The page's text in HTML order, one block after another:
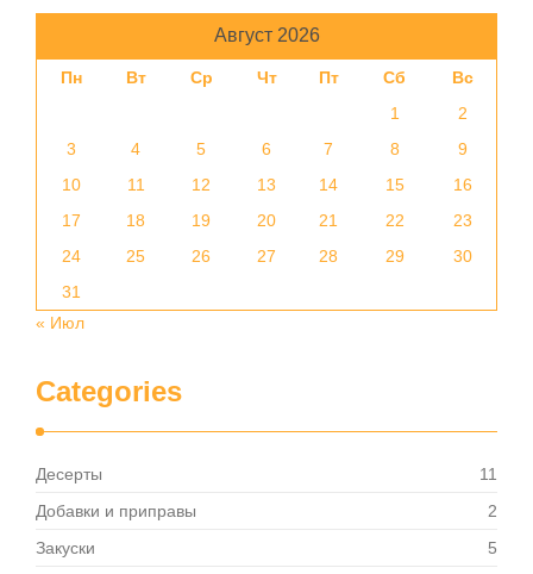
Август 2026
Пн Вт Ср Чт Пт Сб
Вс
1
2
3
4 5 6 7 8
9
10
11 12 13 14 15
16
17
18 19 20 21 22
23
24
25 26 27 28 29
30
31
« Июл
Categories
Десерты
11
Добавки и приправы
2
Закуски
5